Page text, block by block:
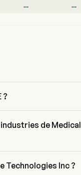
-- --
?
de Medical
Technologies Inc ?